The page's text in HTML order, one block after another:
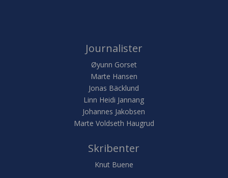
Journalister
Øyunn Gorset
Marte Hansen
Jonas Bäcklund
Linn Heidi Jannang
Johannes Jakobsen
Marte Voldseth Haugrud
Skribenter
Knut Buene